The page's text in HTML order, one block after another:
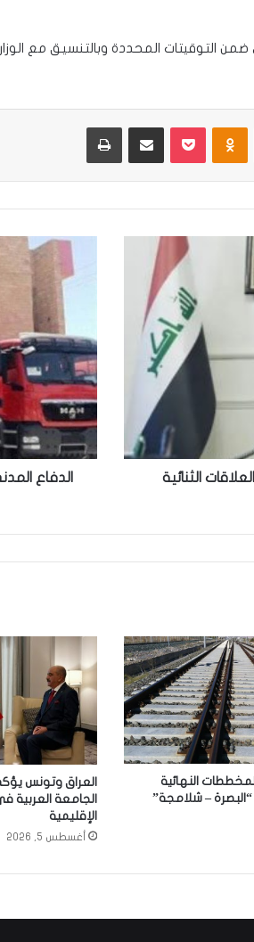
ضمن التوقيتات المحددة وبالتنسيق مع
Odnoklassniki
‫Pocketمشاركة عبر البريد طباعة
الثنائية
الدفاع
المدني
حديثة
لتأمين
الزائرين
في
ذكرى
استشهاد
الإمام
الجواد
الدفاع
النهائية
– شلامجة”
العراق وتونس
الجامعة العربية
الإقليمية
أغسطس 5, 2026